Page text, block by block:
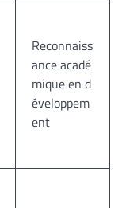
Reconnaiss
ance acadé
mique en d
éveloppem
ent